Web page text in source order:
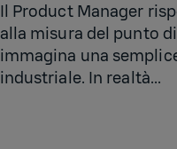
Il Product Manager
alla misura del punto
immagina una
industriale. In realtà...